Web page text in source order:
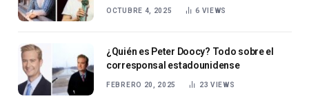
OCTUBRE 4, 2025 6 VIEWS
¿Quién es Peter Doocy? Todo sobre el
corresponsal estadounidense
FEBRERO 20, 2025 23VIEWS